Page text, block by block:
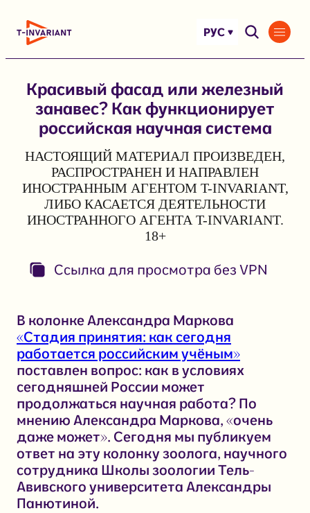
РУС
Красивый фасад или железный
занавес? Как функционирует
российская научная система
НАСТОЯЩИЙ МАТЕРИАЛ ПРОИЗВЕДЕН,
РАСПРОСТРАНЕН И НАПРАВЛЕН
ИНОСТРАННЫМ АГЕНТОМ T-INVARIANT,
ЛИБО КАСАЕТСЯ ДЕЯТЕЛЬНОСТИ
ИНОСТРАННОГО АГЕНТА T-INVARIANT.
18+
Ссылка для просмотра без VPN
В колонке Александра Маркова
«Стадия принятия: как сегодня
работается российским учёным»
поставлен вопрос: как в условиях
сегодняшней России может
продолжаться научная работа? По
мнению Александра Маркова, «очень
даже может». Сегодня мы публикуем
ответ на эту колонку зоолога, научного
сотрудника Школы зоологии Тель-
Авивского университета Александры
Панютиной.